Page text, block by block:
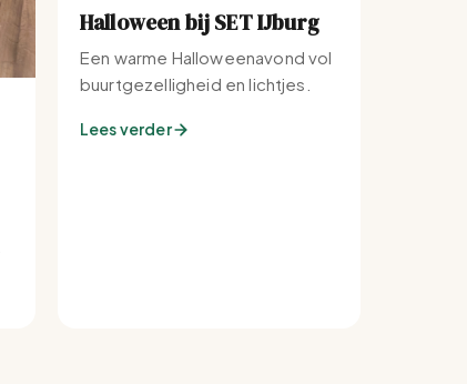
Halloween bij SET IJburg
Een warme Halloweenavond vol
buurtgezelligheid en lichtjes.
Lees verder